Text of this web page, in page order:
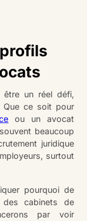
être un réel défi,
Que ce soit pour
ou un avocat
beaucoup
juridique
surtout
pourquoi de
cabinets de
par voir